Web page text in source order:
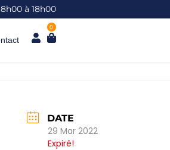
à 18h00
0
DATE
29 Mar 2022
Expiré!